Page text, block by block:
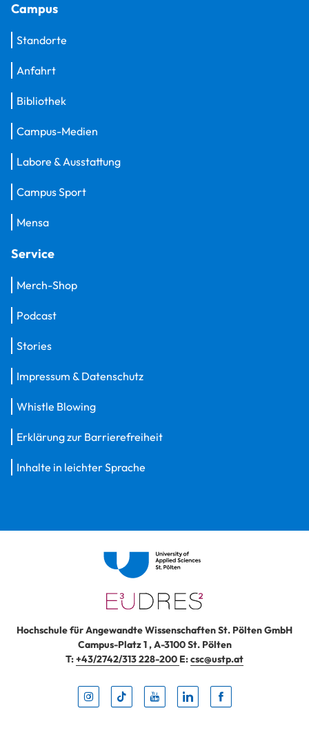
Campus
Standorte
Anfahrt
Bibliothek
Campus-Medien
Labore & Ausstattung
Campus Sport
Mensa
Service
Merch-Shop
Podcast
Stories
Impressum & Datenschutz
Whistle Blowing
Erklärung zur Barrierefreiheit
Inhalte in leichter Sprache
Hochschule für Angewandte Wissenschaften St. Pölten GmbH
Campus-Platz 1,A-3100St. Pölten
T:+43/2742/313 228-200 E:csc@ustp.at